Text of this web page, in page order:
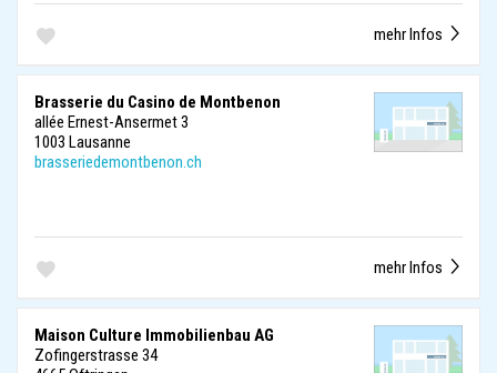
mehr Infos
Brasserie du Casino de Montbenon
allée Ernest-Ansermet 3
1003 Lausanne
brasseriedemontbenon.ch
mehr Infos
Maison Culture Immobilienbau AG
Zofingerstrasse 34